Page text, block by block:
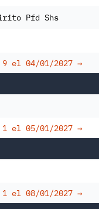
Pfd Shs
9 el 04/01/2027 →
1 el 05/01/2027 →
1 el 08/01/2027 →